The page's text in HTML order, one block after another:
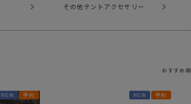
テッカー
その他グッズ
その他テントアクセサリー
おすすめ順
NEW 予約 NEW 予約